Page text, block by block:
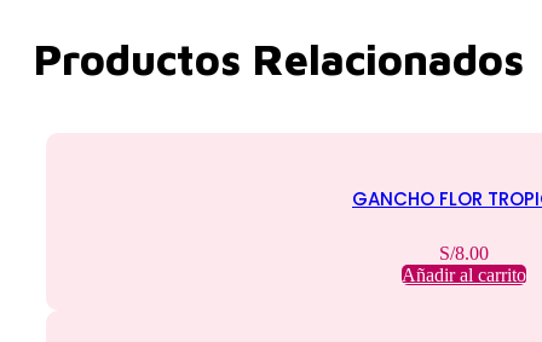
Productos Relacionados
GANCHO FLOR
S/8.00
Añadir al carrito